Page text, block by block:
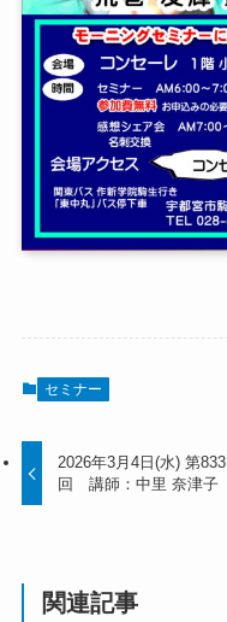
セミナー
2026年3月4日(水) 第833
回 講師：中里 奈津子
関連記事